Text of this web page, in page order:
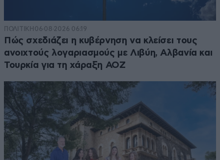
ΠΟΛΙΤΙΚΗ 06·08·2026 06:19
Πώς σχεδιάζει η κυβέρνηση να κλείσει τους
ανοιχτούς λογαριασμούς με Λιβύη, Αλβανία και
Τουρκία για τη χάραξη ΑΟΖ